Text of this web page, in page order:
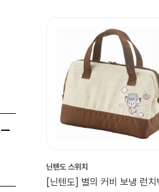
닌텐도 스위치
[닌텐도] 별의 커비 보냉 런